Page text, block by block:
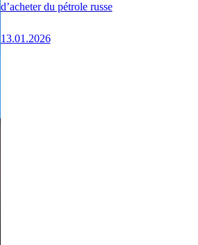
d’acheter du pétrole russe
13.01.2026